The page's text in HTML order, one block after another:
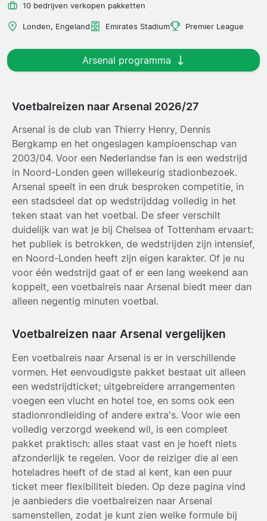
10 bedrijven verkopen pakketten
Londen, Engeland Emirates Stadium Premier League
Arsenal programma
Voetbalreizen naar Arsenal 2026/27
Arsenal is de club van Thierry Henry, Dennis
Bergkamp en het ongeslagen kampioenschap van
2003/04. Voor een Nederlandse fan is een wedstrijd
in Noord-Londen geen willekeurig stadionbezoek.
Arsenal speelt in een druk besproken competitie, in
een stadsdeel dat op wedstrijddag volledig in het
teken staat van het voetbal. De sfeer verschilt
duidelijk van wat je bij Chelsea of Tottenham ervaart:
het publiek is betrokken, de wedstrijden zijn intensief,
en Noord-Londen heeft zijn eigen karakter. Of je nu
voor één wedstrijd gaat of er een lang weekend aan
koppelt, een voetbalreis naar Arsenal biedt meer dan
alleen negentig minuten voetbal.
Voetbalreizen naar Arsenal vergelijken
Een voetbalreis naar Arsenal is er in verschillende
vormen. Het eenvoudigste pakket bestaat uit alleen
een wedstrijdticket; uitgebreidere arrangementen
voegen een vlucht en hotel toe, en soms ook een
stadionrondleiding of andere extra's. Voor wie een
volledig verzorgd weekend wil, is een compleet
pakket praktisch: alles staat vast en je hoeft niets
afzonderlijk te regelen. Voor de reiziger die al een
hoteladres heeft of de stad al kent, kan een puur
ticket meer flexibiliteit bieden. Op deze pagina vind
je aanbieders die voetbalreizen naar Arsenal
samenstellen, zodat je kunt zien welke formule bij